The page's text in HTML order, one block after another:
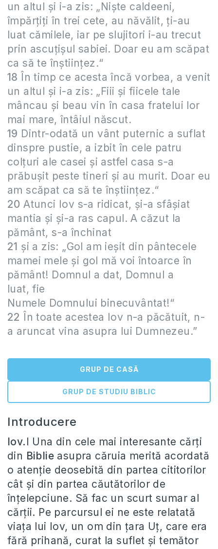
un altul şi i-a zis: „Nişte caldeeni,
împărţiţi în trei cete, au năvălit, ţi-au
luat cămilele, iar pe slujitori i-au trecut
prin ascuţişul sabiei. Doar eu am scăpat
ca să te înştiinţez.“
18 În timp ce acesta încă vorbea, a venit
un altul şi i-a zis: „Fiii şi fiicele tale
mâncau şi beau vin în casa fratelui lor
mai mare, întâiul născut.
19 Dintr-odată un vânt puternic a suflat
dinspre pustie, a izbit în cele patru
colţuri ale casei şi astfel casa s-a
prăbuşit peste tineri şi au murit. Doar eu
am scăpat ca să te înştiinţez.“
20 Atunci Iov s-a ridicat, şi-a sfâşiat
mantia şi şi-a ras capul. A căzut la
pământ, s-a închinat
21 şi a zis: „Gol am ieşit din pântecele
mamei mele şi gol mă voi întoarce în
pământ! Domnul a dat, Domnul a
luat, fie
Numele Domnului binecuvântat!“
22 În toate acestea Iov n-a păcătuit, n-
a aruncat vina asupra lui Dumnezeu.”
GRUP DE CASĂ
GRUP DE STUDIU BIBLIC
Introducere
Iov. I Una din cele mai interesante cărți
din Biblie asupra căruia merită acordată
o atenție deosebită din partea cititorilor
cât și din partea căutătorilor de
înțelepciune. Să fac un scurt sumar al
cărții. Pe parcursul ei ne este relatată
viața lui Iov, un om din țara Uț, care era
fără prihană, curat la suflet și temător